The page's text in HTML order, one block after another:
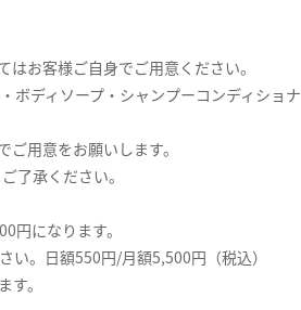
お客様ご自身でご用意ください。
ボディソープ・シャンプーコンディショナ
用意をお願いします。
了承ください。
円になります。
。日額550円/月額5,500円（税込）
。